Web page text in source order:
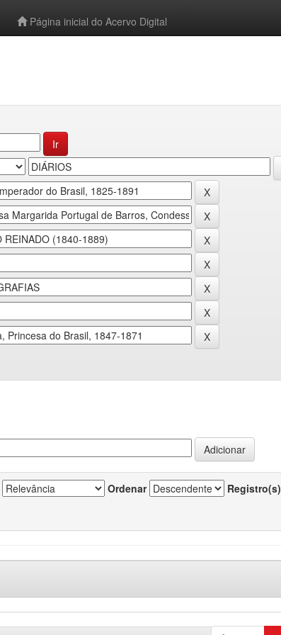
Página inicial do Acervo Digital
Ordenar Registro(s)